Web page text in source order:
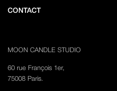
CONTACT
MOON CANDLE STUDIO
60 rue François 1er,
75008 Paris.